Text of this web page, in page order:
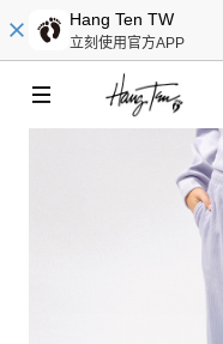
Hang Ten TW
立刻使用官方APP